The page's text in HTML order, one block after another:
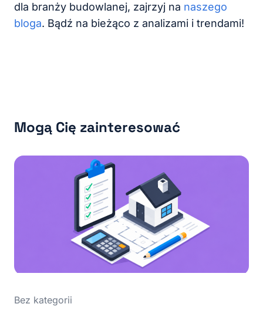
dla branży budowlanej, zajrzyj na naszego
bloga. Bądź na bieżąco z analizami i trendami!
Mogą Cię zainteresować
Bez kategorii